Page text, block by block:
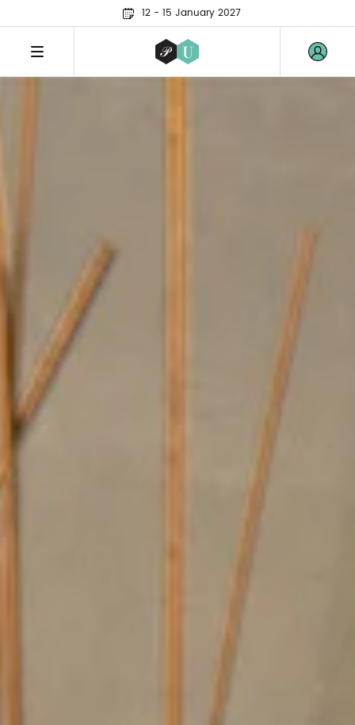
12 - 15 January 2027